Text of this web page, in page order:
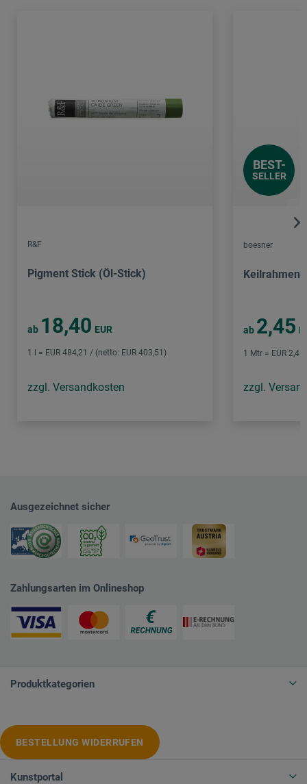
R&F
Pigment Stick (Öl-Stick)
ab 18,40 EUR
1 l = EUR 484,21 / (netto: EUR 403,51)
zzgl. Versandkosten
BEST-
SELLER
boesner
Keilrahmen
ab 2,45
1 Mtr = EUR
zzgl.
Ausgezeichnet sicher
Zahlungsarten im Onlineshop
Produktkategorien
BESTELLUNG WIDERRUFEN
Kunstportal